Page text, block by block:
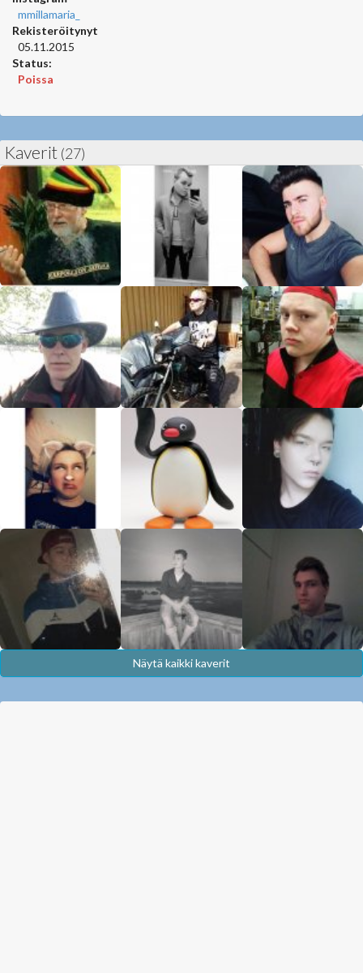
mmillamaria_
Rekisteröitynyt
05.11.2015
Status:
Poissa
Kaverit (27)
Näytä kaikki kaverit